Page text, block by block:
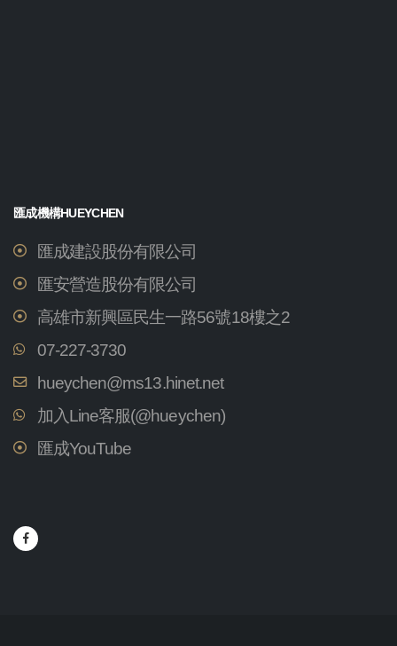
匯成機構HUEYCHEN
匯成建設股份有限公司
匯安營造股份有限公司
高雄市新興區民生一路56號18樓之2
07-227-3730
hueychen@ms13.hinet.net
加入Line客服(@hueychen)
匯成YouTube